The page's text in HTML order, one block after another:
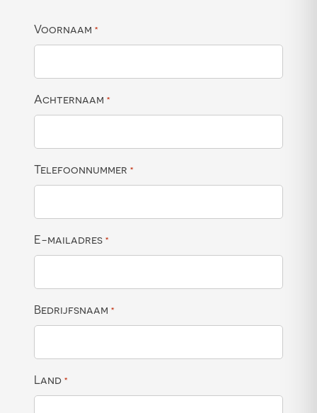
Voornaam *
Achternaam *
Telefoonnummer *
E-mailadres *
Bedrijfsnaam *
Land *